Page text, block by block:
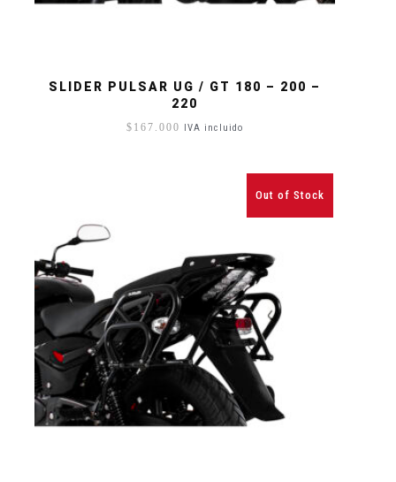
SLIDER PULSAR UG / GT 180 – 200 –
220
$ 167.000 IVA incluido
Out of Stock